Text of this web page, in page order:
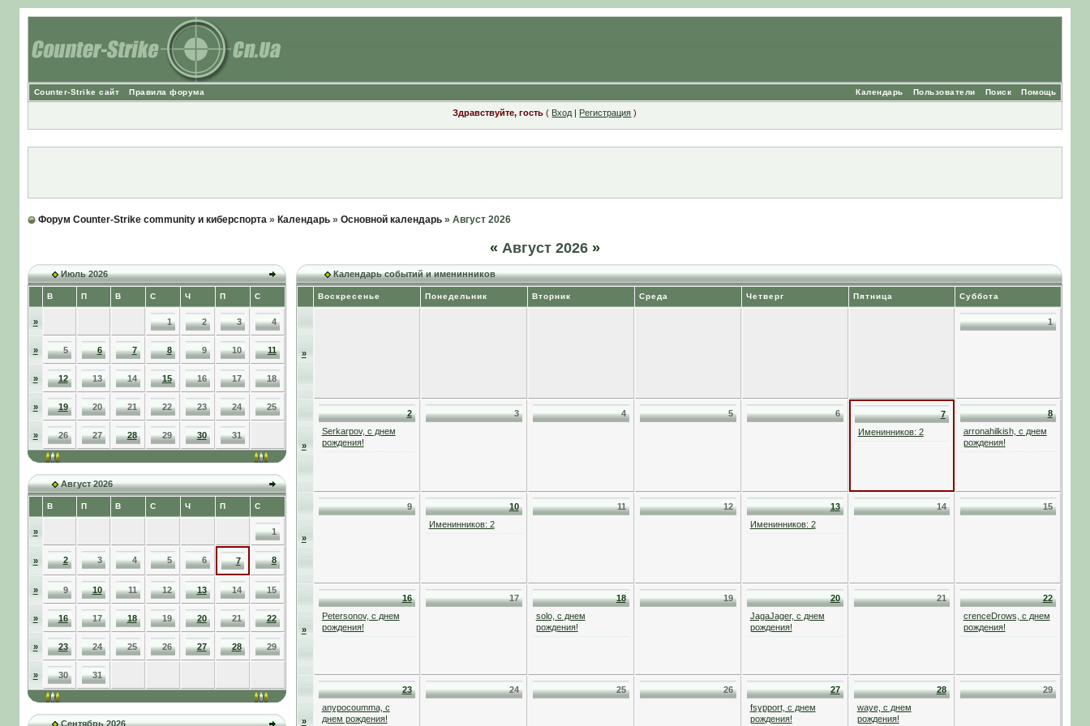
Counter-Strike сайт Правила форума Помощь
Поиск
Пользователи
Календарь
Здравствуйте, гость ( Вход | Регистрация )
Форум Counter-Strike community и киберспорта» Календарь» Основной календарь» Август 2026
« Август 2026 »
Июль 2026
В П В С Ч П С
» 1 2 3 4
» 5 6 7 8 9 10 11
» 12 13 14 15 16 17 18
» 19 20 21 22 23 24 25
» 26 27 28 29 30 31
Август 2026
В П В С Ч П С
» 1
» 2 3 4 5 6 7 8
» 9 10 11 12 13 14 15
» 16 17 18 19 20 21 22
» 23 24 25 26 27 28 29
» 30 31
Сентябрь 2026
Календарь событий и именинников
Воскресенье Понедельник Вторник Среда Четверг Пятница Суббота
»
1
»
2
Serkarpov, с днем
рождения!
3 4 5 6
7
Именинников: 2
8
arronahilkish, с днем
рождения!
»
9
10
Именинников: 2
11 12
13
Именинников: 2
14 15
»
16
Petersonov, с днем
рождения!
17
18
solo, с днем
рождения!
19
20
JagaJager, с днем
рождения!
21
22
crenceDrows, с днем
рождения!
»
23
anypocoumma, с
днем рождения!
24 25 26
27
fsypport, с днем
рождения!
28
waye, с днем
рождения!
29